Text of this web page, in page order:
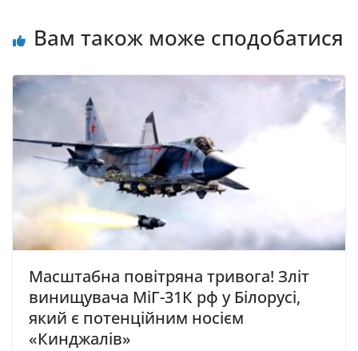
Вам також може сподобатися
Масштабна повітряна тривога! Зліт
винищувача МіГ-31К рф у Білорусі,
який є потенційним носієм
«Кинджалів»